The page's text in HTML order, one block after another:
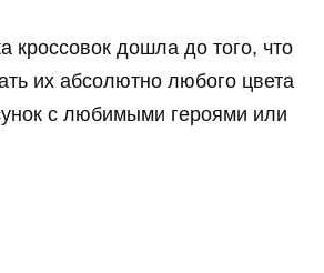
кроссовок дошла до того, что
их абсолютно любого цвета
с любимыми героями или